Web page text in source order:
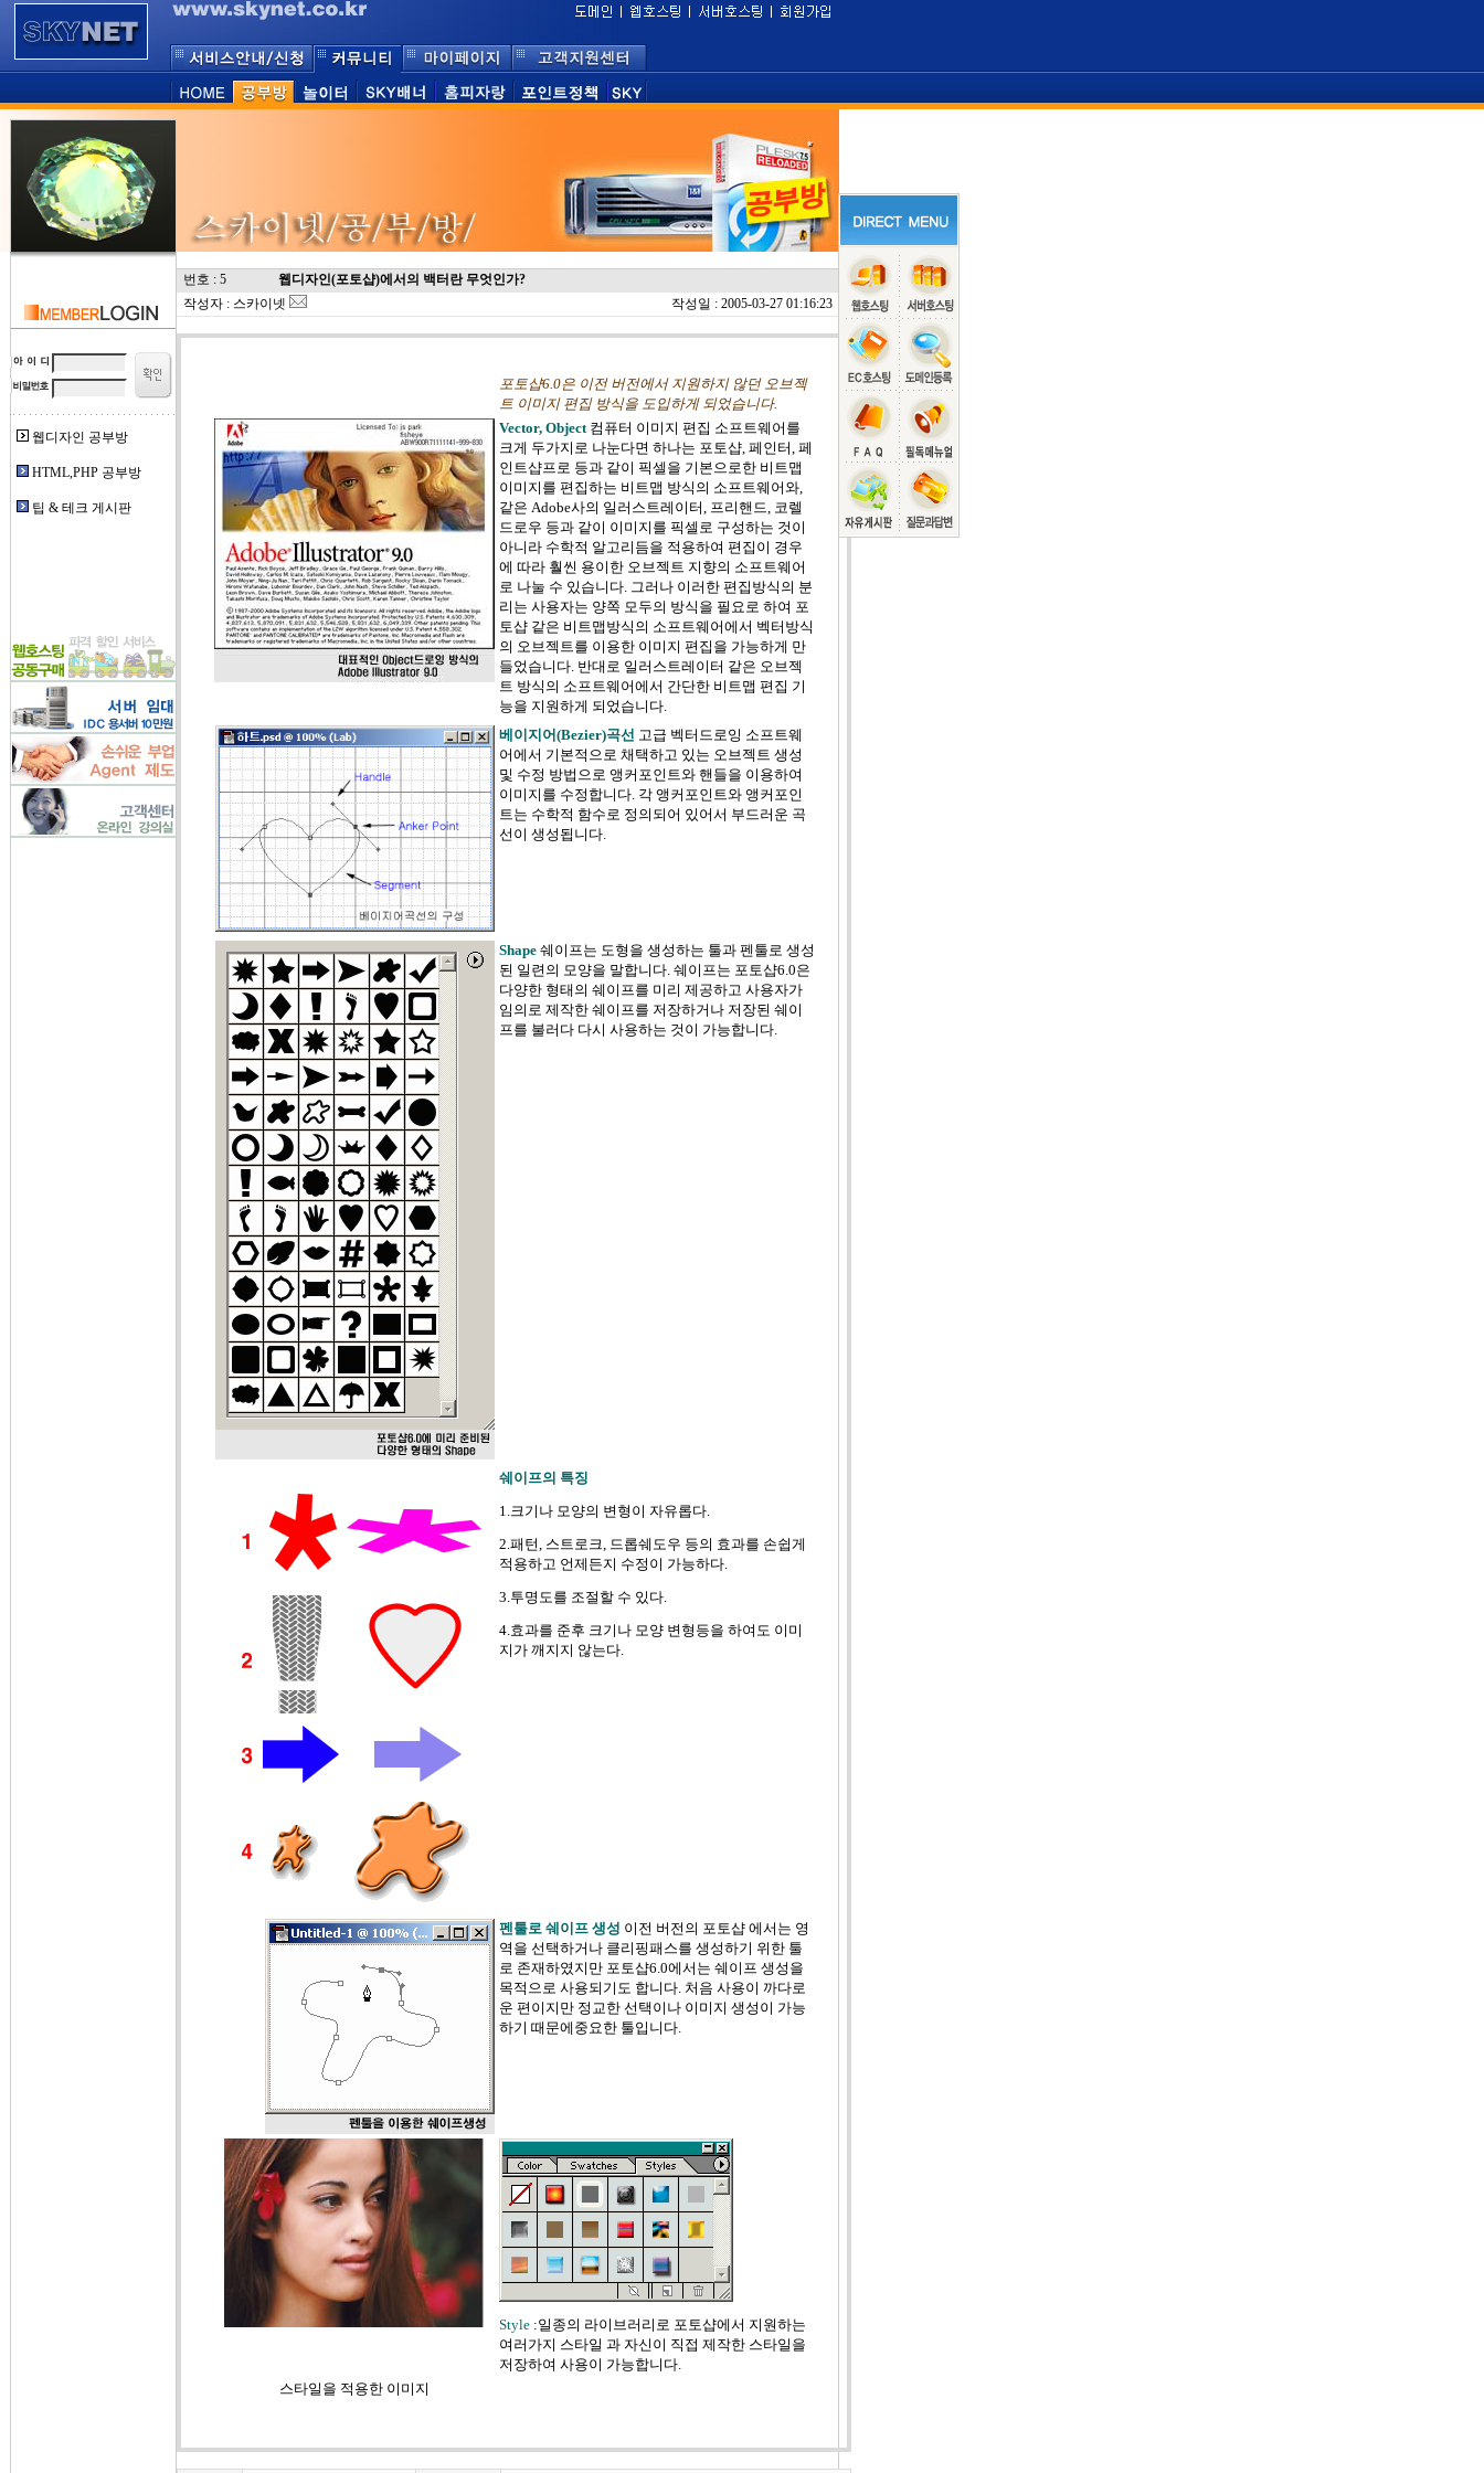
웹디자인 공부방
HTML,PHP 공부방
팁 & 테크 게시판
번호 : 5
웹디자인(포토샵)에서의 백터란 무엇인가?
작성자 : 스카이넷
작성일 : 2005-03-27 01:16:23
포토샵6.0은 이전 버전에서 지원하지 않던 오브젝
트 이미지 편집 방식을 도입하게 되었습니다.
Vector, Object 컴퓨터 이미지 편집 소프트웨어를
크게 두가지로 나눈다면 하나는 포토샵, 페인터, 페
인트샵프로 등과 같이 픽셀을 기본으로한 비트맵
이미지를 편집하는 비트맵 방식의 소프트웨어와,
같은 Adobe사의 일러스트레이터, 프리핸드, 코렐
드로우 등과 같이 이미지를 픽셀로 구성하는 것이
아니라 수학적 알고리듬을 적용하여 편집이 경우
에 따라 훨씬 용이한 오브젝트 지향의 소프트웨어
로 나눌 수 있습니다. 그러나 이러한 편집방식의 분
리는 사용자는 양쪽 모두의 방식을 필요로 하여 포
토샵 같은 비트맵방식의 소프트웨어에서 벡터방식
의 오브젝트를 이용한 이미지 편집을 가능하게 만
들었습니다. 반대로 일러스트레이터 같은 오브젝
트 방식의 소프트웨어에서 간단한 비트맵 편집 기
능을 지원하게 되었습니다.
베이지어(Bezier)곡선 고급 벡터드로잉 소프트웨
어에서 기본적으로 채택하고 있는 오브젝트 생성
및 수정 방법으로 앵커포인트와 핸들을 이용하여
이미지를 수정합니다. 각 앵커포인트와 앵커포인
트는 수학적 함수로 정의되어 있어서 부드러운 곡
선이 생성됩니다.
Shape 쉐이프는 도형을 생성하는 툴과 펜툴로 생성
된 일련의 모양을 말합니다. 쉐이프는 포토샵6.0은
다양한 형태의 쉐이프를 미리 제공하고 사용자가
임의로 제작한 쉐이프를 저장하거나 저장된 쉐이
프를 불러다 다시 사용하는 것이 가능합니다.
쉐이프의 특징
1.크기나 모양의 변형이 자유롭다.
2.패턴, 스트로크, 드롭쉐도우 등의 효과를 손쉽게
적용하고 언제든지 수정이 가능하다.
3.투명도를 조절할 수 있다.
4.효과를 준후 크기나 모양 변형등을 하여도 이미
지가 깨지지 않는다.
펜툴로 쉐이프 생성 이전 버전의 포토샵 에서는 영
역을 선택하거나 클리핑패스를 생성하기 위한 툴
로 존재하였지만 포토샵6.0에서는 쉐이프 생성을
목적으로 사용되기도 합니다. 처음 사용이 까다로
운 편이지만 정교한 선택이나 이미지 생성이 가능
하기 때문에중요한 툴입니다.
Style:일종의 라이브러리로 포토샵에서 지원하는
여러가지 스타일 과 자신이 직접 제작한 스타일을
저장하여 사용이 가능합니다.
스타일을 적용한 이미지